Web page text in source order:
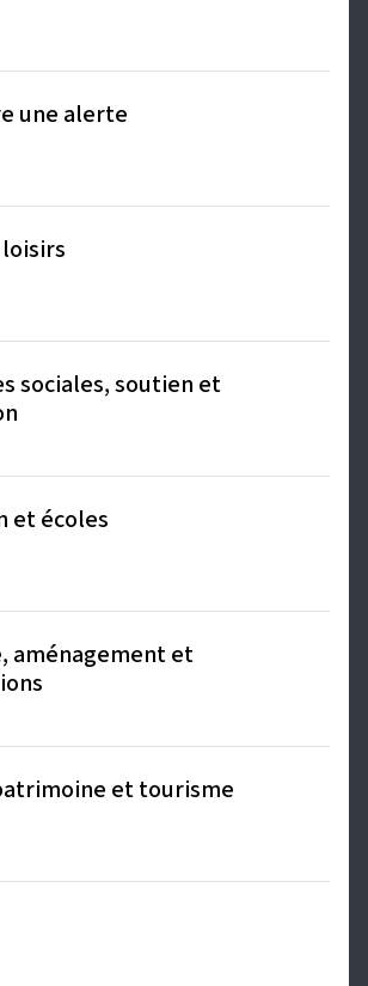
une alerte
sociales, soutien et
et écoles
aménagement et
et tourisme